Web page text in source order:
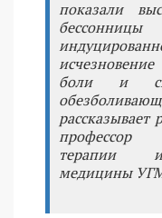
показали
боли и
рассказывает
профессор
терапии
медицины